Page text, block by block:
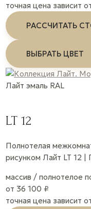
точная цена зависит
РАССЧИТАТЬ
ВЫБРАТЬ ЦВЕТ
Лайт эмаль RAL
LT 12
Полнотелая
рисунком Лайт LT 12 |
массив / полнотелое
от 36 100 ₽
точная цена зависит